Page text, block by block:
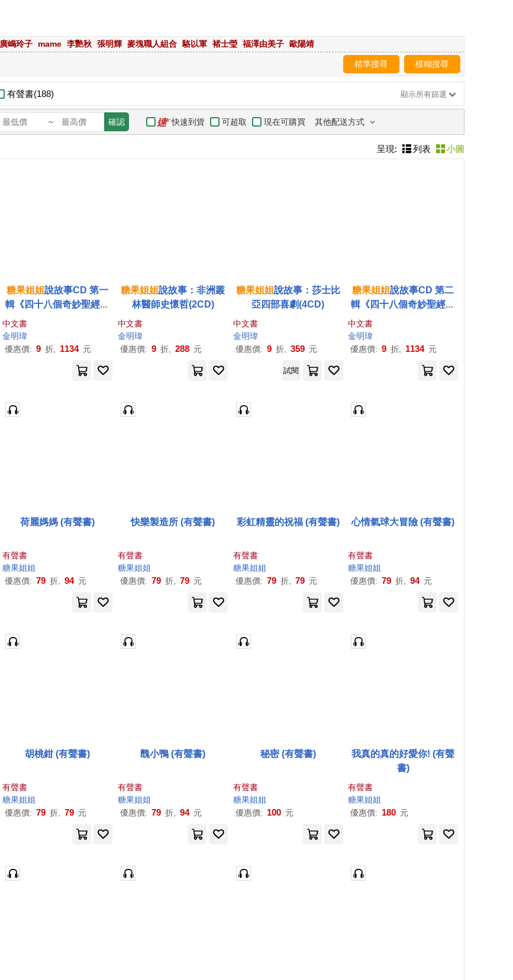
廣嶋玲子 mame 李艷秋 張明輝 麥塊職人組合 駱以軍 褚士瑩 福澤由美子 歐陽靖
精準搜尋 模糊搜尋
有聲書(188) 顯示所有篩選
~ 確認 快速到貨 可超取 現在可購買 其他配送方式
呈現: 列表 小圖
糖果姐姐說故事CD 第一
輯《四十八個奇妙聖經劇
中文書
金明瑋
優惠價: 9 折, 1134 元
糖果姐姐說故事：非洲叢
林醫師史懷哲(2CD)
中文書
金明瑋
優惠價: 9 折, 288 元
糖果姐姐說故事：莎士比
亞四部喜劇(4CD)
中文書
金明瑋
優惠價: 9 折, 359 元
糖果姐姐說故事CD 第二
輯《四十八個奇妙聖經劇
中文書
金明瑋
優惠價: 9 折, 1134 元
試閱
荷麗媽媽 (有聲書)
有聲書
糖果姐姐
優惠價: 79 折, 94 元
快樂製造所 (有聲書)
有聲書
糖果姐姐
優惠價: 79 折, 79 元
彩虹精靈的祝福 (有聲書)
有聲書
糖果姐姐
優惠價: 79 折, 79 元
心情氣球大冒險 (有聲書)
有聲書
糖果姐姐
優惠價: 79 折, 94 元
胡桃鉗 (有聲書)
有聲書
糖果姐姐
優惠價: 79 折, 79 元
醜小鴨 (有聲書)
有聲書
糖果姐姐
優惠價: 79 折, 94 元
秘密 (有聲書)
有聲書
糖果姐姐
優惠價: 100 元
我真的真的好愛你! (有聲
書)
有聲書
糖果姐姐
優惠價: 180 元